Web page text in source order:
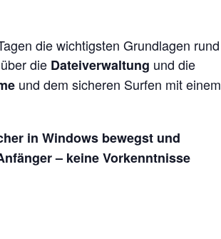
die wichtigsten Grundlagen rund
die Dateiverwaltung und die
und dem sicheren Surfen mit einem
in Windows bewegst und
– keine Vorkenntnisse